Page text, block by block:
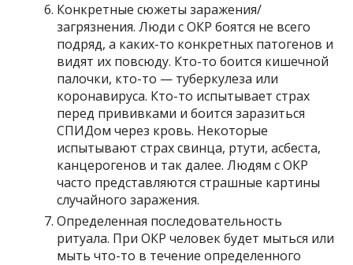
Конкретные сюжеты заражения/
загрязнения. Люди с ОКР боятся не всего
подряд, а каких-то конкретных патогенов и
видят их повсюду. Кто-то боится кишечной
палочки, кто-то — туберкулеза или
коронавируса. Кто-то испытывает страх
перед прививками и боится заразиться
СПИДом через кровь. Некоторые
испытывают страх свинца, ртути, асбеста,
канцерогенов и так далее. Людям с ОКР
часто представляются страшные картины
случайного заражения.
Определенная последовательность
ритуала. При ОКР человек будет мыться или
мыть что-то в течение определенного